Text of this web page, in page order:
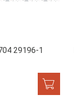
29196-1